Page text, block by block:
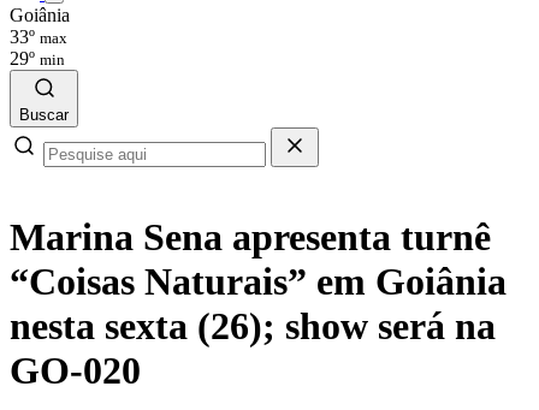
Goiânia
33º max
29º min
Buscar
Marina Sena apresenta turnê
“Coisas Naturais” em Goiânia
nesta sexta (26); show será na
GO-020